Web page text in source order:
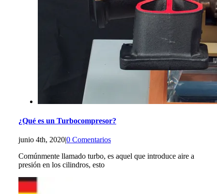
¿Qué es un Turbocompresor?
junio 4th, 2020|0 Comentarios
Comúnmente llamado turbo, es aquel que introduce aire a
presión en los cilindros, esto